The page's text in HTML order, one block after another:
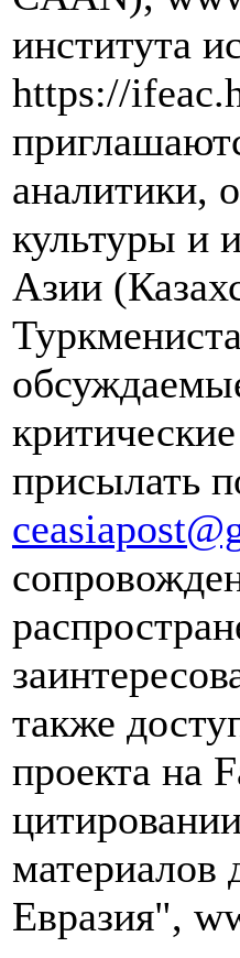
института
https://
аналитики,
культуры и
Азии
присылать
также
проекта на
материалов
Евразия",